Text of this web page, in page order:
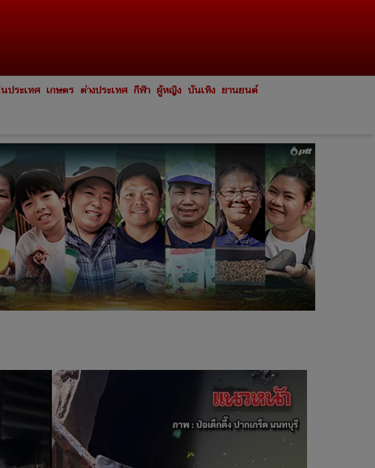
ประเทศ เกษตร ต่างประเทศ กีฬา ผู้หญิง บันเทิง ยานยนต์